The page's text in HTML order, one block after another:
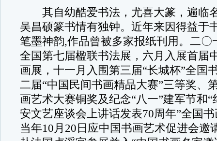
其自幼酷爱书法，尤喜大篆，遍临
吴昌硕篆书情有独钟。近年来因得益于
笔墨神韵,作品曾被多家报纸刊用。二〇
全国第七届楹联书法展，六月入展首届
画展，十一月入围第三届“长城杯”全国
二届“中国民间书画精品大赛”三等奖、
画艺术大赛铜奖及纪念“八一”建军节和
安文艺座谈会上讲话发表70周年”全国
当年10月20日应中国书画艺术促进会邀